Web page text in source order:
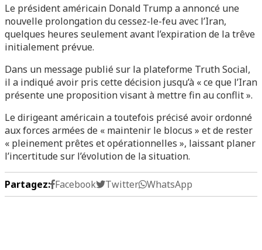
Le président américain Donald Trump a annoncé une
nouvelle prolongation du cessez-le-feu avec l’Iran,
quelques heures seulement avant l’expiration de la trêve
initialement prévue.
Dans un message publié sur la plateforme Truth Social,
il a indiqué avoir pris cette décision jusqu’à « ce que l’Iran
présente une proposition visant à mettre fin au conflit ».
Le dirigeant américain a toutefois précisé avoir ordonné
aux forces armées de « maintenir le blocus » et de rester
« pleinement prêtes et opérationnelles », laissant planer
l’incertitude sur l’évolution de la situation.
Partagez: Facebook Twitter WhatsApp